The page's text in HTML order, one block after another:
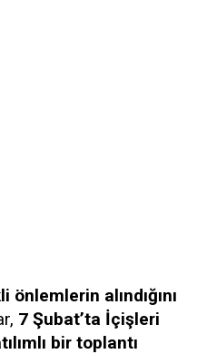
alındığını
7 Şubat’ta İçişleri
bir toplantı